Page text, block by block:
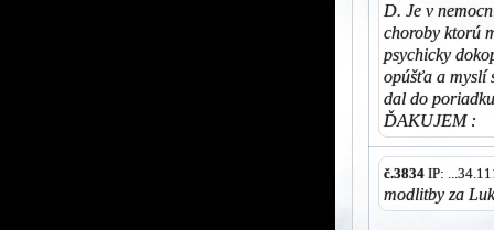
D. Je v
choroby ktorú
psychicky
opúšťa a myslí
dal do
ĎAKUJEM :
č.3834 IP:
modlitby za